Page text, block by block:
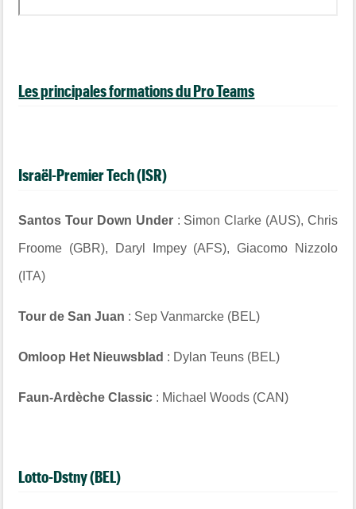
Les principales formations du Pro Teams
Israël-Premier Tech (ISR)
Santos Tour Down Under: Simon Clarke (AUS), Chris
Froome (GBR), Daryl Impey (AFS), Giacomo Nizzolo
(ITA)
Tour de San Juan : Sep Vanmarcke (BEL)
Omloop Het Nieuwsblad : Dylan Teuns (BEL)
Faun-Ardèche Classic : Michael Woods (CAN)
Lotto-Dstny (BEL)